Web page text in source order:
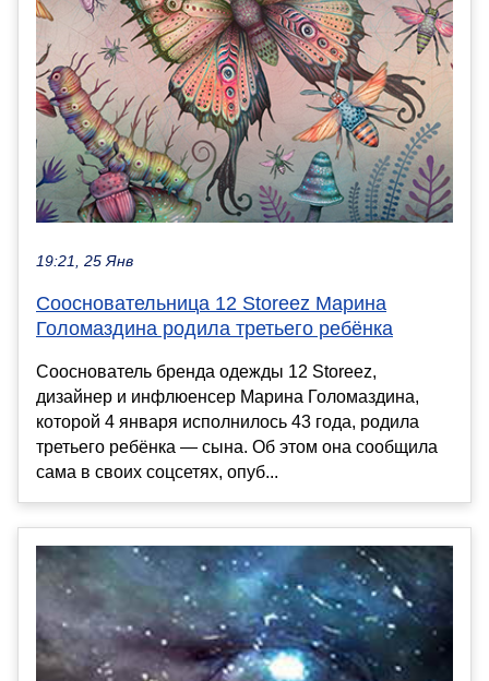
19:21, 25 Янв
Соосновательница 12 Storeez Марина
Голомаздина родила третьего ребёнка
Сооснователь бренда одежды 12 Storeez,
дизайнер и инфлюенсер Марина Голомаздина,
которой 4 января исполнилось 43 года, родила
третьего ребёнка — сына. Об этом она сообщила
сама в своих соцсетях, опуб...